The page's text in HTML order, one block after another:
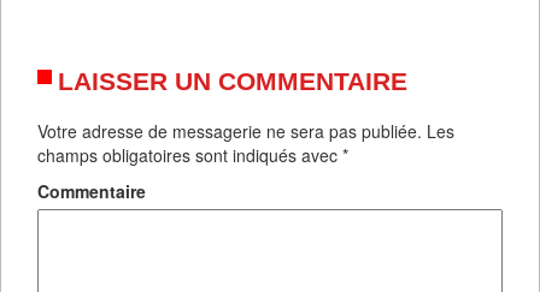
LAISSER UN COMMENTAIRE
Votre adresse de messagerie ne sera pas publiée. Les
champs obligatoires sont indiqués avec *
Commentaire